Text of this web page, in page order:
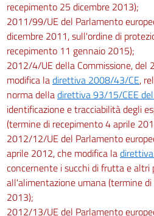
recepimento 25 dicembre 2013);
2011/99/UE del Parlamento
dicembre 2011, sull'ordine di
recepimento 11 gennaio 2015);
2012/4/UE della Commissione, del
modifica ladirettiva 2008/43/CE,
norma delladirettiva 93/15/CEE
identificazione e tracciabilità degli
(termine di recepimento 4 aprile
2012/12/UE del Parlamento
aprile 2012, che modifica la
concernente i succhi di frutta e
all'alimentazione umana (termine
2013);
2012/13/UE del Parlamento